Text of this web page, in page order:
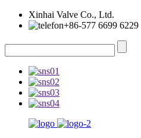
Xinhai Valve Co., Ltd.
+86-577 6699 6229